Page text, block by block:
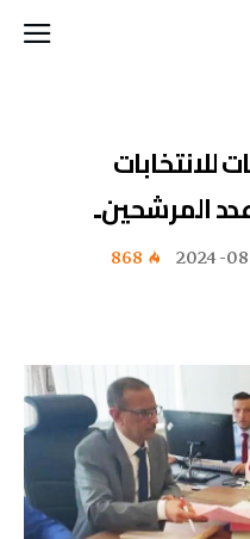
للانتخابات
المرشحين..
2024-
868